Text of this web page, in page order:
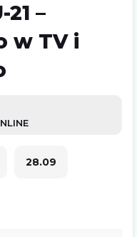
–
w TV i
28.09